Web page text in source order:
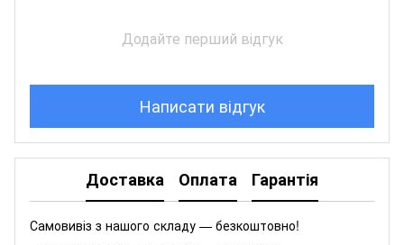
Додайте перший відгук
Написати відгук
Доставка Оплата Гарантія
Самовивіз з нашого складу — безкоштовно!